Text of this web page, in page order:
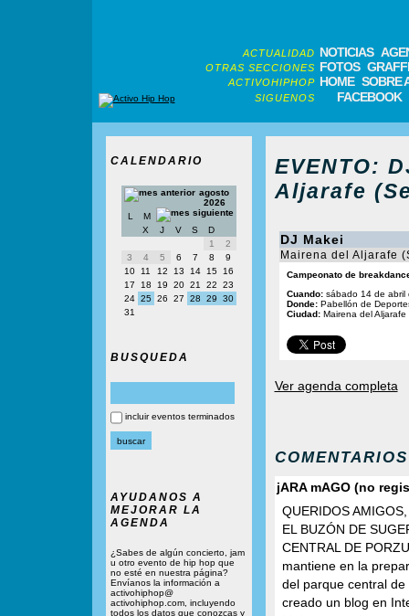
ACTUALIDAD NOTICIAS
OTRAS SECCIONES FOTOS
ACTIVOHIPHOP HOME SOBRE
SIGUENOS FACEBOOK
CALENDARIO
agosto
2026
L
M
X
J V S
D
1
2
3
4 5 6 7 8
9
10
11 12 13 14 15
16
17
18 19 20 21 22
23
24 25 26 27 28 29
30
31
BUSQUEDA
incluir eventos terminados
AYUDANOS A
MEJORAR LA
AGENDA
¿Sabes de algún concierto, jam
u otro evento de hip hop que
no esté en nuestra página?
Envíanos la información a
activohiphop@
activohiphop.com, incluyendo
todos los datos que conozcas y
EVENTO:
Aljarafe
DJ Makei
Mairena del Aljarafe
Campeonato de
Cuando:sábado 14 de abril
Donde:Pabellón de
Ciudad:Mairena del Aljarafe
Ver agenda completa
COMENTARIOS
jARA mAGO (no
QUERIDOS
EL BUZÓN DE
CENTRAL DE
mantiene en la
del parque central
creado un blog en